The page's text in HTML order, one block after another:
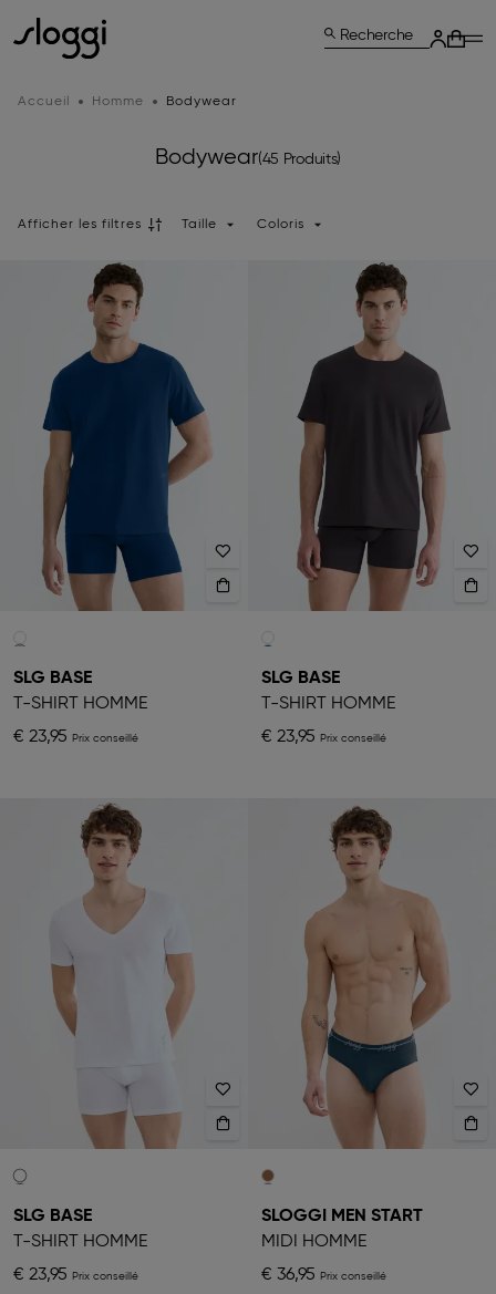
Recherche
Accueil Homme Bodywear
Bodywear(45 Produits)
Afficher les filtres Taille Coloris
SLG BASE
T-SHIRT HOMME
€ 23,95
SLG BASE
T-SHIRT HOMME
€ 23,95
SLG BASE
T-SHIRT HOMME
€ 23,95
SLOGGI MEN START
MIDI HOMME
€ 36,95